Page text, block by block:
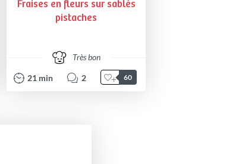
Fraises en fleurs sur sablés
pistaches
Très bon
21 min 2 60